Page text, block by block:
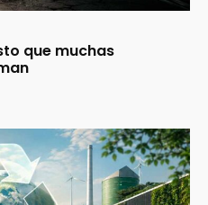
que muchas